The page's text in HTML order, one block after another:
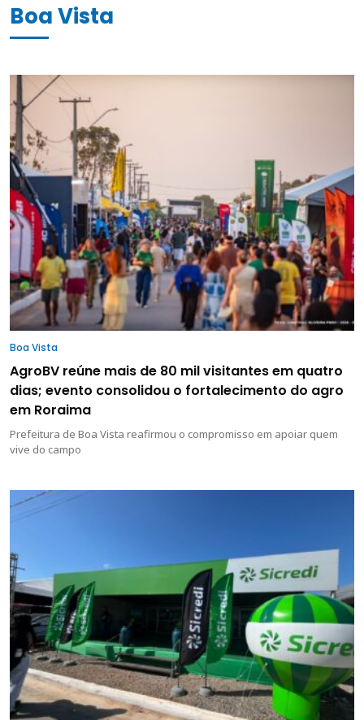
Boa Vista
Boa Vista
AgroBV reúne mais de 80 mil visitantes em quatro
dias; evento consolidou o fortalecimento do agro
em Roraima
Prefeitura de Boa Vista reafirmou o compromisso em apoiar quem
vive do campo